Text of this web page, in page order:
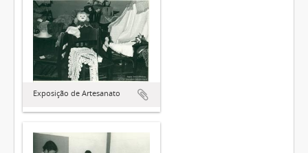
Exposição de Artesanato